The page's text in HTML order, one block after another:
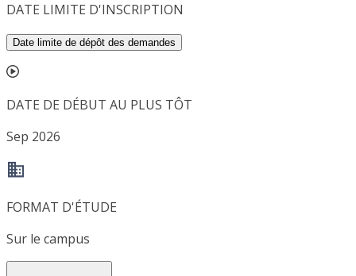
DATE LIMITE D'INSCRIPTION
Date limite de dépôt des demandes
DATE DE DÉBUT AU PLUS TÔT
Sep 2026
FORMAT D'ÉTUDE
Sur le campus